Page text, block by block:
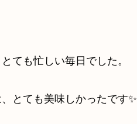
ても忙しい毎日でした。
とても美味しかったです✨